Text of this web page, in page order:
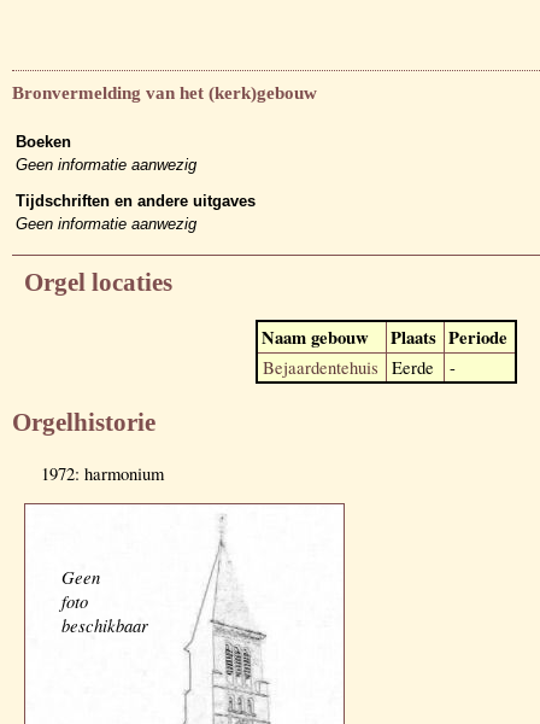
Bronvermelding van het (kerk)gebouw
Boeken
Geen informatie aanwezig
Tijdschriften en andere uitgaves
Geen informatie aanwezig
Orgel locaties
Naam gebouw Plaats Periode
Bejaardentehuis Eerde -
Orgelhistorie
1972: harmonium
Geen
foto
beschikbaar